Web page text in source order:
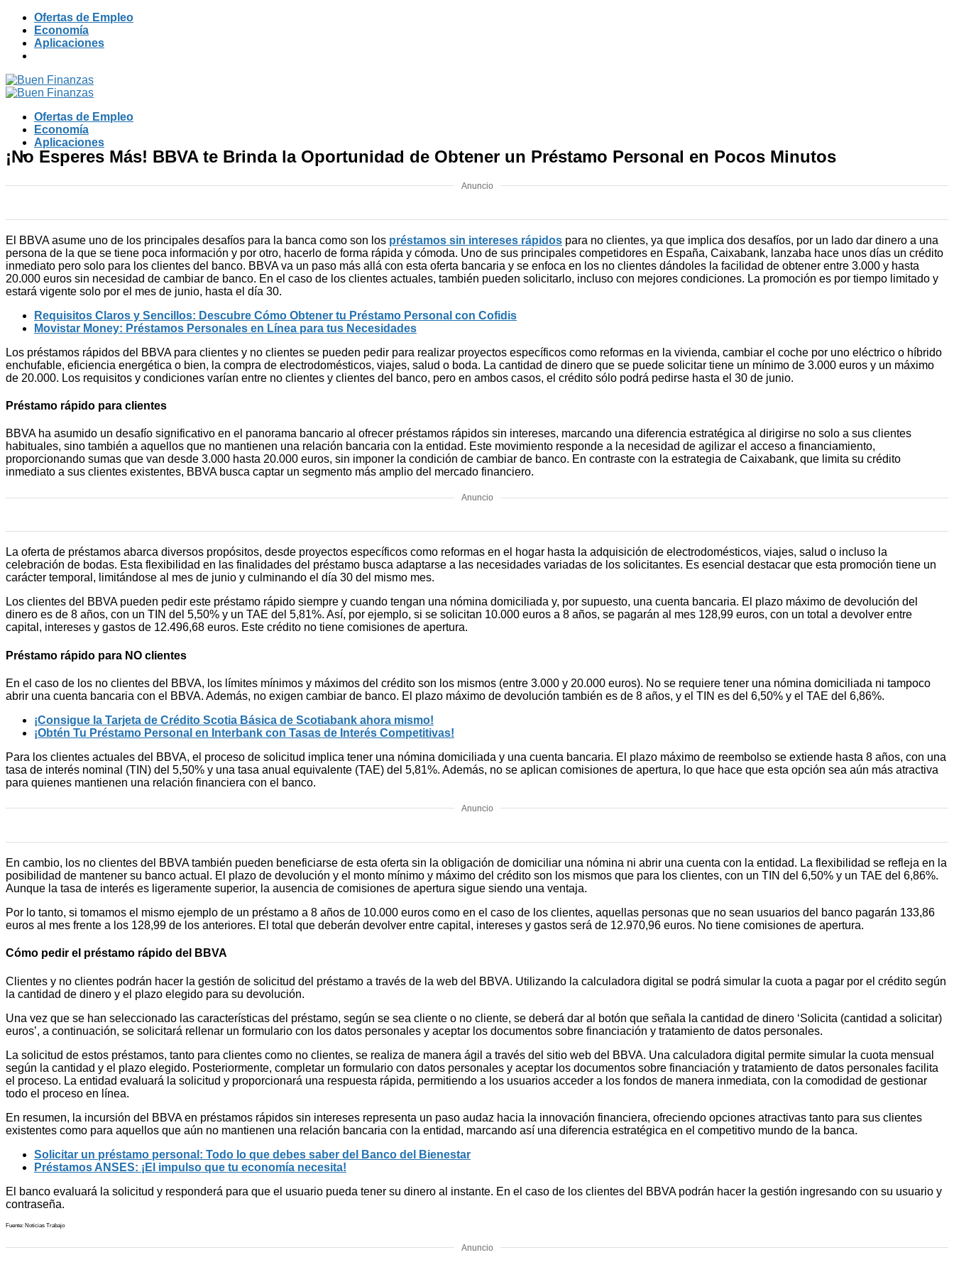
Skip
content
Ofertas de Empleo
Economía
Aplicaciones
Ofertas de Empleo
Economía
Aplicaciones
¡No Esperes Más! BBVA te Brinda la Oportunidad de Obtener un Préstamo Personal en Pocos Minutos
Anuncio
El BBVA asume uno de los principales desafíos para la banca como son los préstamos sin intereses rápidos para no clientes, ya que implica dos desafíos, por un lado dar dinero a una
persona de la que se tiene poca información y por otro, hacerlo de forma rápida y cómoda. Uno de sus principales competidores en España, Caixabank, lanzaba hace unos días un crédito
inmediato pero solo para los clientes del banco. BBVA va un paso más allá con esta oferta bancaria y se enfoca en los no clientes dándoles la facilidad de obtener entre 3.000 y hasta
20.000 euros sin necesidad de cambiar de banco. En el caso de los clientes actuales, también pueden solicitarlo, incluso con mejores condiciones. La promoción es por tiempo limitado y
estará vigente solo por el mes de junio, hasta el día 30.
Requisitos Claros y Sencillos: Descubre Cómo Obtener tu Préstamo Personal con Cofidis
Movistar Money: Préstamos Personales en Línea para tus Necesidades
Los préstamos rápidos del BBVA para clientes y no clientes se pueden pedir para realizar proyectos específicos como reformas en la vivienda, cambiar el coche por uno eléctrico o híbrido
enchufable, eficiencia energética o bien, la compra de electrodomésticos, viajes, salud o boda. La cantidad de dinero que se puede solicitar tiene un mínimo de 3.000 euros y un máximo
de 20.000. Los requisitos y condiciones varían entre no clientes y clientes del banco, pero en ambos casos, el crédito sólo podrá pedirse hasta el 30 de junio.
Préstamo rápido para clientes
BBVA ha asumido un desafío significativo en el panorama bancario al ofrecer préstamos rápidos sin intereses, marcando una diferencia estratégica al dirigirse no solo a sus clientes
habituales, sino también a aquellos que no mantienen una relación bancaria con la entidad. Este movimiento responde a la necesidad de agilizar el acceso a financiamiento,
proporcionando sumas que van desde 3.000 hasta 20.000 euros, sin imponer la condición de cambiar de banco. En contraste con la estrategia de Caixabank, que limita su crédito
inmediato a sus clientes existentes, BBVA busca captar un segmento más amplio del mercado financiero.
Anuncio
La oferta de préstamos abarca diversos propósitos, desde proyectos específicos como reformas en el hogar hasta la adquisición de electrodomésticos, viajes, salud o incluso la
celebración de bodas. Esta flexibilidad en las finalidades del préstamo busca adaptarse a las necesidades variadas de los solicitantes. Es esencial destacar que esta promoción tiene un
carácter temporal, limitándose al mes de junio y culminando el día 30 del mismo mes.
Los clientes del BBVA pueden pedir este préstamo rápido siempre y cuando tengan una nómina domiciliada y, por supuesto, una cuenta bancaria. El plazo máximo de devolución del
dinero es de 8 años, con un TIN del 5,50% y un TAE del 5,81%. Así, por ejemplo, si se solicitan 10.000 euros a 8 años, se pagarán al mes 128,99 euros, con un total a devolver entre
capital, intereses y gastos de 12.496,68 euros. Este crédito no tiene comisiones de apertura.
Préstamo rápido para NO clientes
En el caso de los no clientes del BBVA, los límites mínimos y máximos del crédito son los mismos (entre 3.000 y 20.000 euros). No se requiere tener una nómina domiciliada ni tampoco
abrir una cuenta bancaria con el BBVA. Además, no exigen cambiar de banco. El plazo máximo de devolución también es de 8 años, y el TIN es del 6,50% y el TAE del 6,86%.
¡Consigue la Tarjeta de Crédito Scotia Básica de Scotiabank ahora mismo!
¡Obtén Tu Préstamo Personal en Interbank con Tasas de Interés Competitivas!
Para los clientes actuales del BBVA, el proceso de solicitud implica tener una nómina domiciliada y una cuenta bancaria. El plazo máximo de reembolso se extiende hasta 8 años, con una
tasa de interés nominal (TIN) del 5,50% y una tasa anual equivalente (TAE) del 5,81%. Además, no se aplican comisiones de apertura, lo que hace que esta opción sea aún más atractiva
para quienes mantienen una relación financiera con el banco.
Anuncio
En cambio, los no clientes del BBVA también pueden beneficiarse de esta oferta sin la obligación de domiciliar una nómina ni abrir una cuenta con la entidad. La flexibilidad se refleja en la
posibilidad de mantener su banco actual. El plazo de devolución y el monto mínimo y máximo del crédito son los mismos que para los clientes, con un TIN del 6,50% y un TAE del 6,86%.
Aunque la tasa de interés es ligeramente superior, la ausencia de comisiones de apertura sigue siendo una ventaja.
Por lo tanto, si tomamos el mismo ejemplo de un préstamo a 8 años de 10.000 euros como en el caso de los clientes, aquellas personas que no sean usuarios del banco pagarán 133,86
euros al mes frente a los 128,99 de los anteriores. El total que deberán devolver entre capital, intereses y gastos será de 12.970,96 euros. No tiene comisiones de apertura.
Cómo pedir el préstamo rápido del BBVA
Clientes y no clientes podrán hacer la gestión de solicitud del préstamo a través de la web del BBVA. Utilizando la calculadora digital se podrá simular la cuota a pagar por el crédito según
la cantidad de dinero y el plazo elegido para su devolución.
Una vez que se han seleccionado las características del préstamo, según se sea cliente o no cliente, se deberá dar al botón que señala la cantidad de dinero ‘Solicita (cantidad a solicitar)
euros’, a continuación, se solicitará rellenar un formulario con los datos personales y aceptar los documentos sobre financiación y tratamiento de datos personales.
La solicitud de estos préstamos, tanto para clientes como no clientes, se realiza de manera ágil a través del sitio web del BBVA. Una calculadora digital permite simular la cuota mensual
según la cantidad y el plazo elegido. Posteriormente, completar un formulario con datos personales y aceptar los documentos sobre financiación y tratamiento de datos personales facilita
el proceso. La entidad evaluará la solicitud y proporcionará una respuesta rápida, permitiendo a los usuarios acceder a los fondos de manera inmediata, con la comodidad de gestionar
todo el proceso en línea.
En resumen, la incursión del BBVA en préstamos rápidos sin intereses representa un paso audaz hacia la innovación financiera, ofreciendo opciones atractivas tanto para sus clientes
existentes como para aquellos que aún no mantienen una relación bancaria con la entidad, marcando así una diferencia estratégica en el competitivo mundo de la banca.
Solicitar un préstamo personal: Todo lo que debes saber del Banco del Bienestar
Préstamos ANSES: ¡El impulso que tu economía necesita!
El banco evaluará la solicitud y responderá para que el usuario pueda tener su dinero al instante. En el caso de los clientes del BBVA podrán hacer la gestión ingresando con su usuario y
contraseña.
Fuente: Noticias Trabajo
Anuncio